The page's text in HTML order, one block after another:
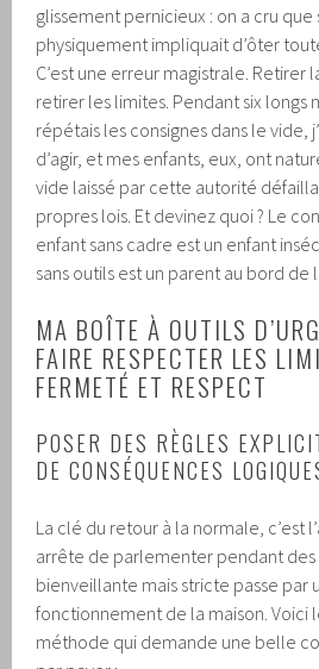
glissement pernicieux : on a cru que
physiquement impliquait d’ôter
C’est une erreur magistrale. Retirer
retirer les limites. Pendant six longs
répétais les consignes dans le vide,
d’agir, et mes enfants, eux, ont
vide laissé par cette autorité
propres lois. Et devinez quoi ? Le
enfant sans cadre est un enfant
sans outils est un parent au bord de
MA BOÎTE À OUTILS
FAIRE RESPECTER LES
FERMETÉ ET RESPECT
POSER DES RÈGLES
DE CONSÉQUENCES
La clé du retour à la normale, c’est
arrête de parlementer pendant des
bienveillante mais stricte passe par
fonctionnement de la maison. Voici
méthode qui demande une belle